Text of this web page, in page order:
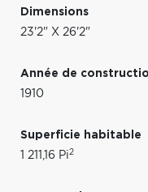
Dimensions
23'2" X 26'2"
Année de
1910
Superficie habitable
1 211,16 Pi2